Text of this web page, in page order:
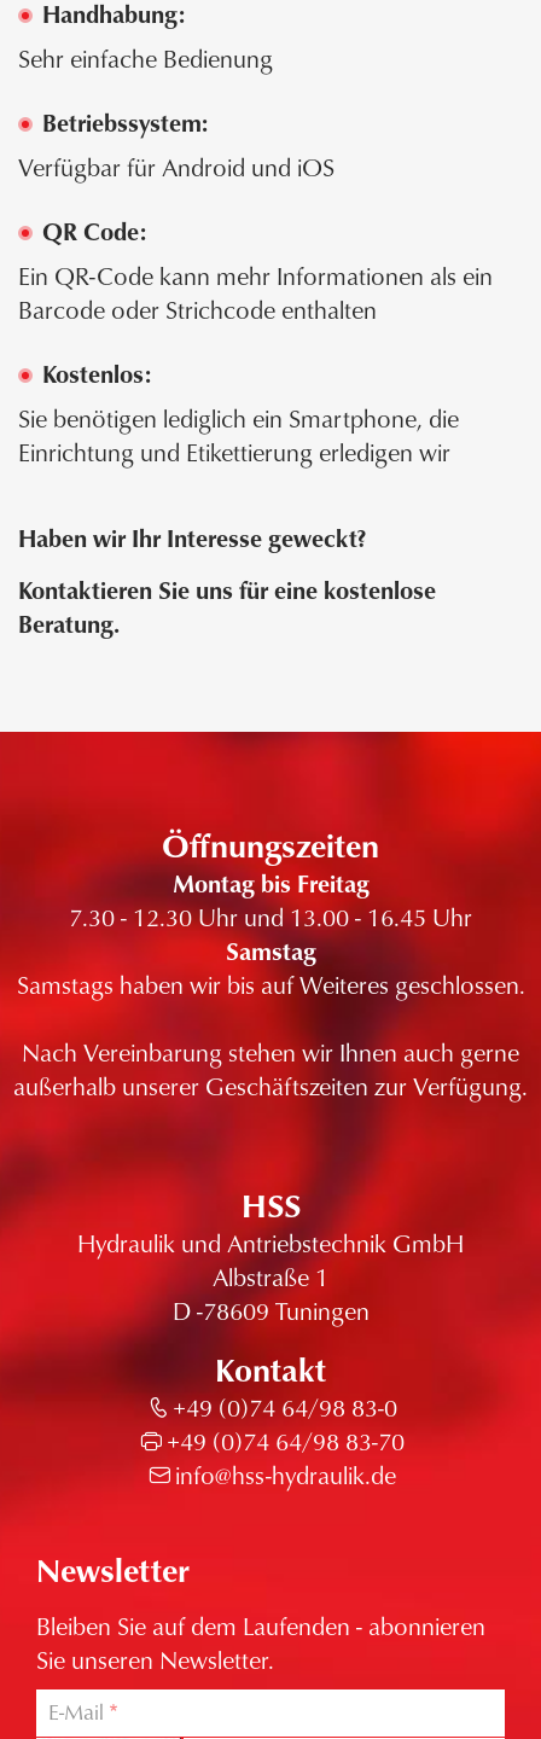
Handhabung:
Sehr einfache Bedienung
Betriebssystem:
Verfügbar für Android und iOS
QR Code:
Ein QR-Code kann mehr Informationen als ein
Barcode oder Strichcode enthalten
Kostenlos:
Sie benötigen lediglich ein Smartphone, die
Einrichtung und Etikettierung erledigen wir
Haben wir Ihr Interesse geweckt?
Kontaktieren Sie uns für eine kostenlose
Beratung.
Öffnungszeiten
Montag bis Freitag
7.30 - 12.30 Uhr und 13.00 - 16.45 Uhr
Samstag
Samstags haben wir bis auf Weiteres geschlossen.
Nach Vereinbarung stehen wir Ihnen auch gerne
außerhalb unserer Geschäftszeiten zur Verfügung.
HSS
Hydraulik und Antriebstechnik GmbH
Albstraße 1
D -78609 Tuningen
Kontakt
+49 (0)74 64/98 83-0
+49 (0)74 64/98 83-70
info@hss-hydraulik.de
Newsletter
E-Mail
Bleiben Sie auf dem Laufenden - abonnieren
Sie unseren Newsletter.